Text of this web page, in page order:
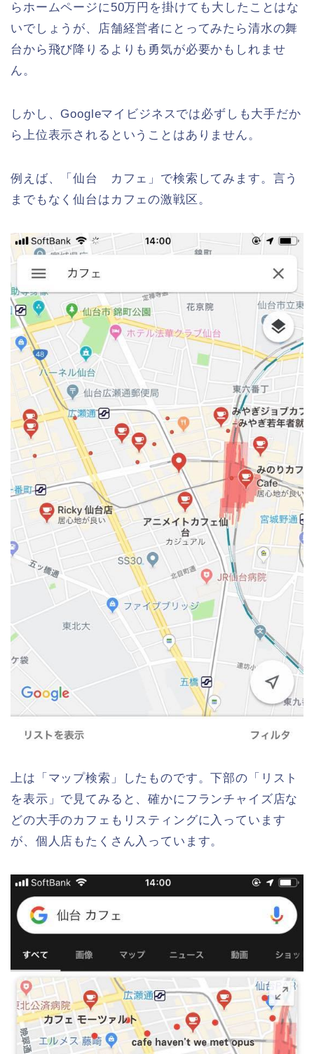
らホームページに50万円を掛けても大したことはな
いでしょうが、店舗経営者にとってみたら清水の舞
台から飛び降りるよりも勇気が必要かもしれませ
ん。
しかし、Googleマイビジネスでは必ずしも大手だか
ら上位表示されるということはありません。
例えば、「仙台 カフェ」で検索してみます。言う
までもなく仙台はカフェの激戦区。
上は「マップ検索」したものです。下部の「リスト
を表示」で見てみると、確かにフランチャイズ店な
どの大手のカフェもリスティングに入っています
が、個人店もたくさん入っています。